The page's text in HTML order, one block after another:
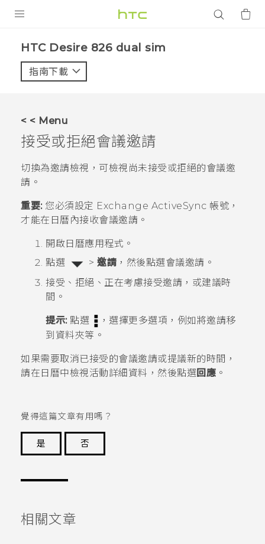
VIVE
應用程式
支援服務
HTC Desire 826 dual sim‎
指南下載
< < Menu
接受或拒絕會議邀請
切換為邀請檢視，可檢視尚未接受或拒絕的會議邀
請。
重要:您必須設定 Exchange ActiveSync 帳號，
才能在 日曆 內接收會議邀請。
開啟 日曆應用程式。
點選
> 邀請 ，然後點選會議邀請。
接受、拒絕、正在考慮接受邀請，或建議時
間。
提示:點選
，選擇更多選項，例如將邀請移
到資料夾等。
如果需要取消已接受的會議邀請或提議新的時間，
請在 日曆中檢視活動詳細資料，然後點選 回應 。
覺得這篇文章有用嗎？
是
否
相關文章